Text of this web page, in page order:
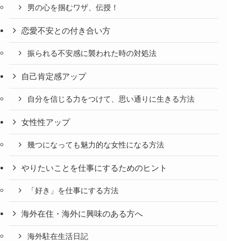
男の心を掴むワザ、伝授！
恋愛不安との付き合い方
振られる不安感に襲われた時の対処法
自己肯定感アップ
自分を信じる力をつけて、思い通りに生きる方法
女性性アップ
幾つになっても魅力的な女性になる方法
やりたいことを仕事にするためのヒント
「好き」を仕事にする方法
海外在住・海外に興味のある方へ
海外駐在生活日記